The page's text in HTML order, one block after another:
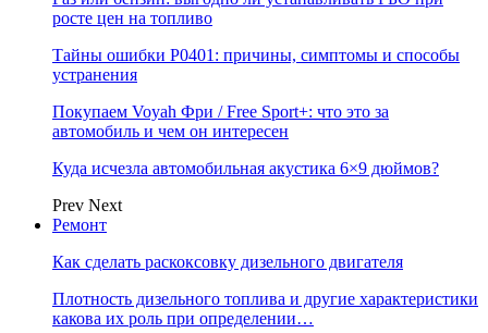
росте цен на топливо
Тайны ошибки P0401: причины, симптомы и способы
устранения
Покупаем Voyah Фри / Free Sport+: что это за
автомобиль и чем он интересен
Куда исчезла автомобильная акустика 6×9 дюймов?
Prev Next
Ремонт
Как сделать раскоксовку дизельного двигателя
Плотность дизельного топлива и другие характеристики
какова их роль при определении…